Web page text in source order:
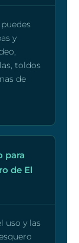
y
toldos
de
para
de El
uso y las